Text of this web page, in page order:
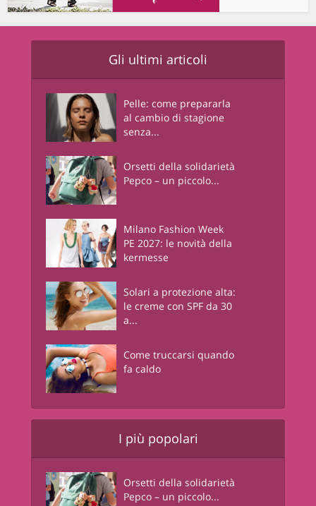
Gli ultimi articoli
Pelle: come prepararla
al cambio di stagione
senza...
Orsetti della solidarietà
Pepco – un piccolo...
Milano Fashion Week
PE 2027: le novità della
kermesse
Solari a protezione alta:
le creme con SPF da 30
a...
Come truccarsi quando
fa caldo
I più popolari
Orsetti della solidarietà
Pepco – un piccolo...